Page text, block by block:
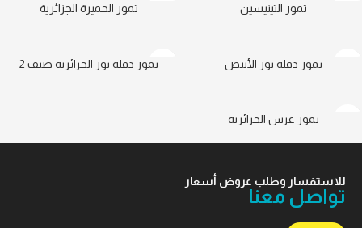
تمور التينيسين تمور الحميرة الجزائرية
تمور دقلة نور الأبيض تمور دقلة نور الجزائرية صنف 2
تمور غرس الجزائرية
للاستفسار وطلب عروض أسعار
تواصل معنا